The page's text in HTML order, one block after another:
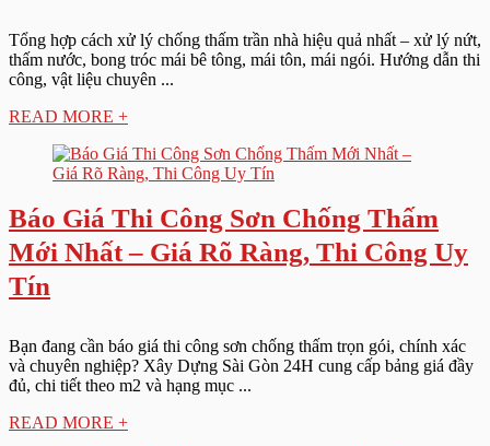
Tổng hợp cách xử lý chống thấm trần nhà hiệu quả nhất – xử lý nứt,
thấm nước, bong tróc mái bê tông, mái tôn, mái ngói. Hướng dẫn thi
công, vật liệu chuyên ...
READ MORE +
Báo Giá Thi Công Sơn Chống Thấm
Mới Nhất – Giá Rõ Ràng, Thi Công Uy
Tín
Bạn đang cần báo giá thi công sơn chống thấm trọn gói, chính xác
và chuyên nghiệp? Xây Dựng Sài Gòn 24H cung cấp bảng giá đầy
đủ, chi tiết theo m2 và hạng mục ...
READ MORE +